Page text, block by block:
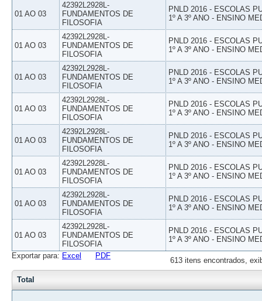
01 AO 03
42392L2928L-
FUNDAMENTOS DE
FILOSOFIA
PNLD 2016 - ESCOLAS
1º A 3º ANO - ENSINO
01 AO 03
42392L2928L-
FUNDAMENTOS DE
FILOSOFIA
PNLD 2016 - ESCOLAS
1º A 3º ANO - ENSINO
01 AO 03
42392L2928L-
FUNDAMENTOS DE
FILOSOFIA
PNLD 2016 - ESCOLAS
1º A 3º ANO - ENSINO
01 AO 03
42392L2928L-
FUNDAMENTOS DE
FILOSOFIA
PNLD 2016 - ESCOLAS
1º A 3º ANO - ENSINO
01 AO 03
42392L2928L-
FUNDAMENTOS DE
FILOSOFIA
PNLD 2016 - ESCOLAS
1º A 3º ANO - ENSINO
01 AO 03
42392L2928L-
FUNDAMENTOS DE
FILOSOFIA
PNLD 2016 - ESCOLAS
1º A 3º ANO - ENSINO
01 AO 03
42392L2928L-
FUNDAMENTOS DE
FILOSOFIA
PNLD 2016 - ESCOLAS
1º A 3º ANO - ENSINO
01 AO 03
42392L2928L-
FUNDAMENTOS DE
FILOSOFIA
PNLD 2016 - ESCOLAS
1º A 3º ANO - ENSINO
613 itens encontrados,
Exportar para: Excel PDF
Total